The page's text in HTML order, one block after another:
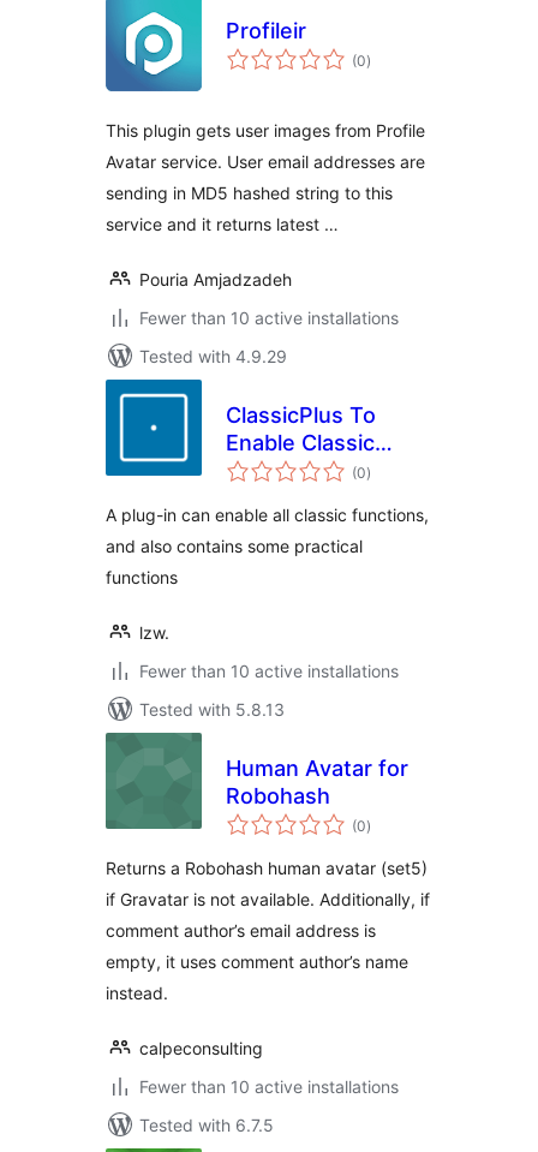
Profileir
(0total
ratings
)
This plugin gets user images from Profile
Avatar service. User email addresses are
sending in MD5 hashed string to this
service and it returns latest …
Pouria Amjadzadeh
Fewer than 10 active installations
Tested with 4.9.29
ClassicPlus To
Enable Classic
Functions
(0total
ratings
)
A plug-in can enable all classic functions,
and also contains some practical
functions
lzw.
Fewer than 10 active installations
Tested with 5.8.13
Human Avatar for
Robohash
(0total
ratings
)
Returns a Robohash human avatar (set5)
if Gravatar is not available. Additionally, if
comment author’s email address is
empty, it uses comment author’s name
instead.
calpeconsulting
Fewer than 10 active installations
Tested with 6.7.5